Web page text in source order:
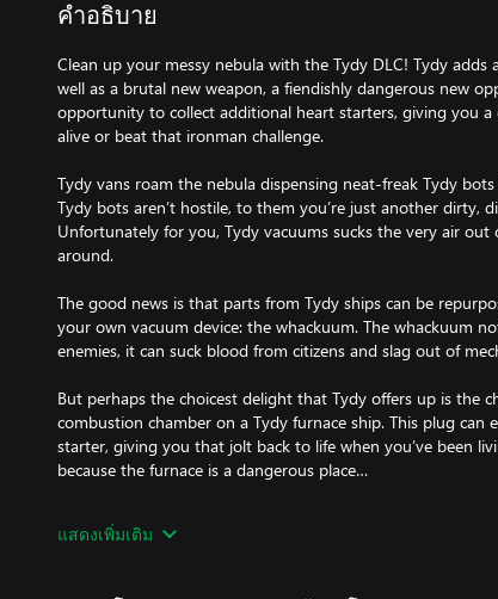
คำอธิบาย
Clean up your messy nebula with the Tydy DLC! Tydy
well as a brutal new weapon, a fiendishly dangerous new
opportunity to collect additional heart starters, giving you
alive or beat that ironman challenge.
Tydy vans roam the nebula dispensing neat-freak Tydy
Tydy bots aren’t hostile, to them you’re just another dirty,
Unfortunately for you, Tydy vacuums sucks the very air
around.
The good news is that parts from Tydy ships can be
your own vacuum device: the whackuum. The whackuum
enemies, it can suck blood from citizens and slag out of
But perhaps the choicest delight that Tydy offers up is the
combustion chamber on a Tydy furnace ship. This plug
starter, giving you that jolt back to life when you’ve been
because the furnace is a dangerous place…
discarded junk that the Tydy bots have been known to collect.
แสดงเพิ่มเติม